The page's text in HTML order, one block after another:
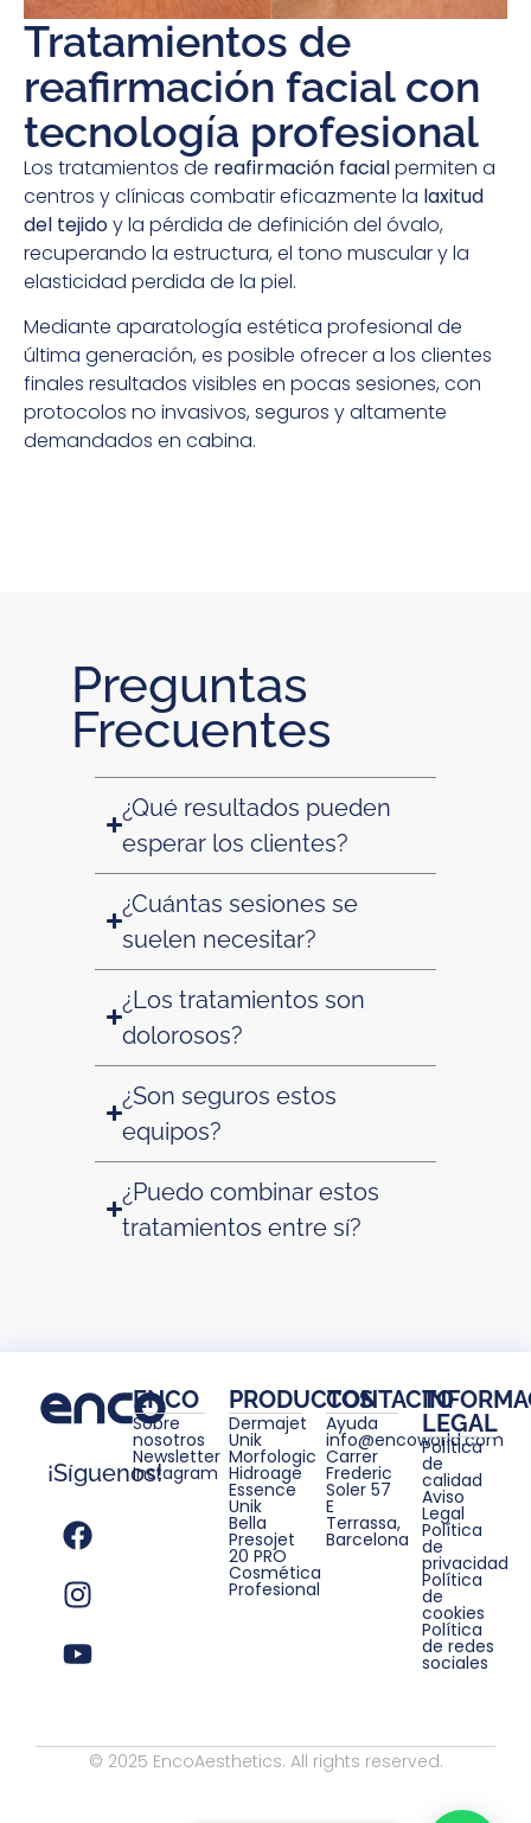
Tratamientos de
reafirmación facial con
tecnología profesional
Los tratamientos de reafirmación facialpermiten a
centros y clínicas combatir eficazmente la laxitud
del tejidoy la pérdida de definición del óvalo,
recuperando la estructura, el tono muscular y la
elasticidad perdida de la piel.
Mediante aparatología estética profesional de
última generación, es posible ofrecer a los clientes
finales resultados visibles en pocas sesiones, con
protocolos no invasivos, seguros y altamente
demandados en cabina.
Preguntas
Frecuentes
¿Qué resultados pueden
esperar los clientes?
¿Cuántas sesiones se
suelen necesitar?
¿Los tratamientos son
dolorosos?
¿Son seguros estos
equipos?
¿Puedo combinar estos
tratamientos entre sí?
¡Síguenos!
ENCO
Sobre
nosotros
Newsletter
Instagram
PRODUCTOS
Dermajet
Unik
Morfologic
Hidroage
Essence
Unik
Bella
Presojet
20 PRO
Cosmética
Profesional
CONTACTO
Ayuda
info@encoworld.com
Carrer
Frederic
Soler 57
E
Terrassa,
Barcelona
LEGAL
Política
de
calidad
Aviso
Legal
Política
de
privacidad
Política
de
cookies
Política
de redes
sociales
© 2025 EncoAesthetics. All rights reserved.